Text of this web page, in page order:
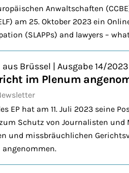
Anwaltschaften
am 25. Oktober 2023 ein
(SLAPPs) and lawyers –
Brüssel | Ausgabe 14/2023
im Plenum
EP hat am 11. Juli 2023 seine
Schutz von Journalisten
und missbräuchlichen